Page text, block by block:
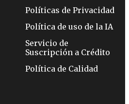
Políticas de Privacidad
Política de uso de la IA
Servicio de
Suscripción a Crédito
Política de Calidad